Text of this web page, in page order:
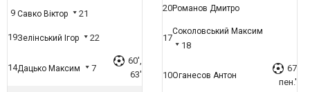
9 Савко Віктор 21
19Зелінський Ігор 22
14Дацько Максим 7
60',
63'
20Романов Дмитро
17
Соколовський Максим
18
10Оганесов Антон
67
пен.'